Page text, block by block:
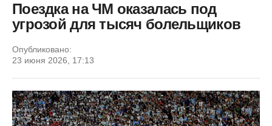
Поездка на ЧМ оказалась под
угрозой для тысяч болельщиков
Опубликовано:
23 июня 2026, 17:13